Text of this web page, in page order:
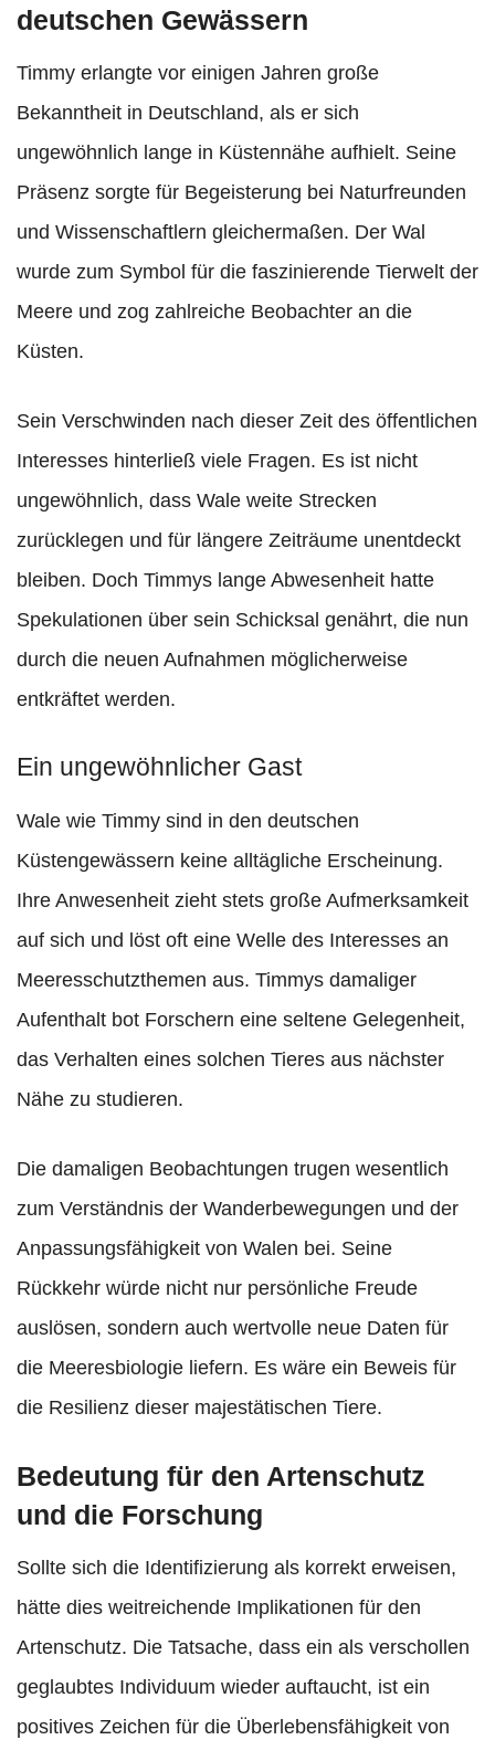
deutschen Gewässern
Timmy erlangte vor einigen Jahren große
Bekanntheit in Deutschland, als er sich
ungewöhnlich lange in Küstennähe aufhielt. Seine
Präsenz sorgte für Begeisterung bei Naturfreunden
und Wissenschaftlern gleichermaßen. Der Wal
wurde zum Symbol für die faszinierende Tierwelt der
Meere und zog zahlreiche Beobachter an die
Küsten.
Sein Verschwinden nach dieser Zeit des öffentlichen
Interesses hinterließ viele Fragen. Es ist nicht
ungewöhnlich, dass Wale weite Strecken
zurücklegen und für längere Zeiträume unentdeckt
bleiben. Doch Timmys lange Abwesenheit hatte
Spekulationen über sein Schicksal genährt, die nun
durch die neuen Aufnahmen möglicherweise
entkräftet werden.
Ein ungewöhnlicher Gast
Wale wie Timmy sind in den deutschen
Küstengewässern keine alltägliche Erscheinung.
Ihre Anwesenheit zieht stets große Aufmerksamkeit
auf sich und löst oft eine Welle des Interesses an
Meeresschutzthemen aus. Timmys damaliger
Aufenthalt bot Forschern eine seltene Gelegenheit,
das Verhalten eines solchen Tieres aus nächster
Nähe zu studieren.
Die damaligen Beobachtungen trugen wesentlich
zum Verständnis der Wanderbewegungen und der
Anpassungsfähigkeit von Walen bei. Seine
Rückkehr würde nicht nur persönliche Freude
auslösen, sondern auch wertvolle neue Daten für
die Meeresbiologie liefern. Es wäre ein Beweis für
die Resilienz dieser majestätischen Tiere.
Bedeutung für den Artenschutz
und die Forschung
Sollte sich die Identifizierung als korrekt erweisen,
hätte dies weitreichende Implikationen für den
Artenschutz. Die Tatsache, dass ein als verschollen
geglaubtes Individuum wieder auftaucht, ist ein
positives Zeichen für die Überlebensfähigkeit von